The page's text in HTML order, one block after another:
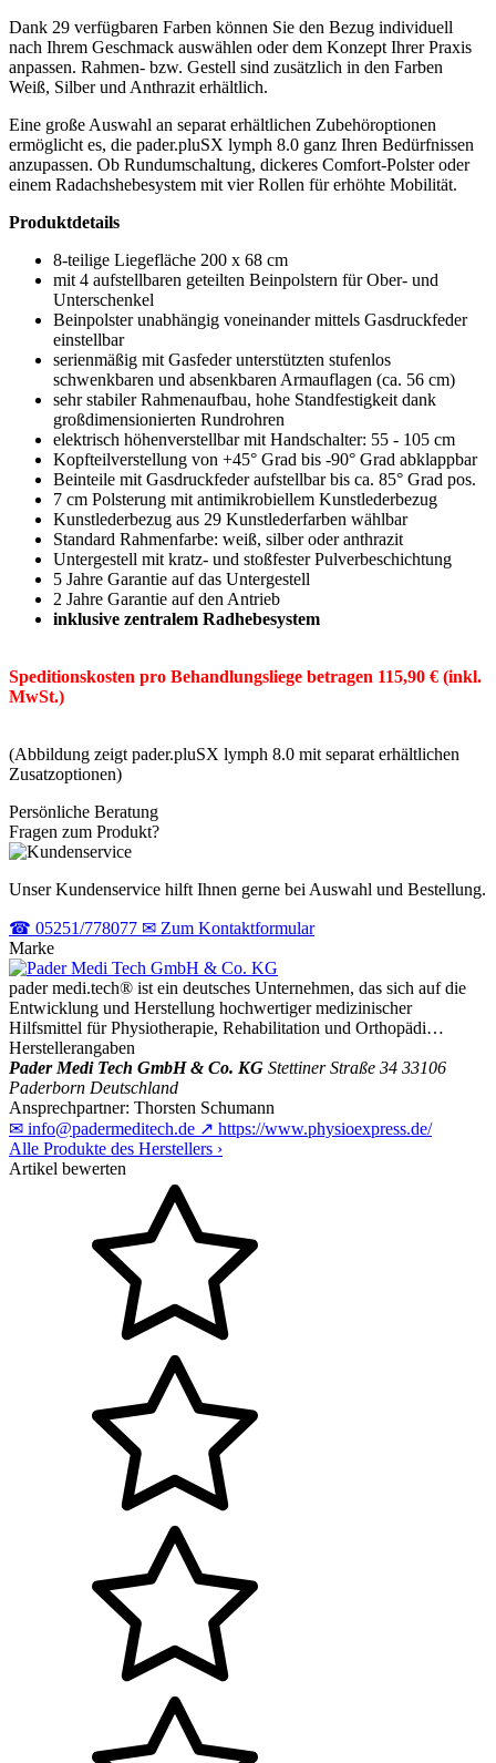
Dank 29 verfügbaren Farben können Sie den Bezug individuell
nach Ihrem Geschmack auswählen oder dem Konzept Ihrer Praxis
anpassen. Rahmen- bzw. Gestell sind zusätzlich in den Farben
Weiß, Silber und Anthrazit erhältlich.
Eine große Auswahl an separat erhältlichen Zubehöroptionen
ermöglicht es, die pader.pluSX lymph 8.0 ganz Ihren Bedürfnissen
anzupassen. Ob Rundumschaltung, dickeres Comfort-Polster oder
einem Radachshebesystem mit vier Rollen für erhöhte Mobilität.
Produktdetails
8-teilige Liegefläche 200 x 68 cm
mit 4 aufstellbaren geteilten Beinpolstern für Ober- und
Unterschenkel
Beinpolster unabhängig voneinander mittels Gasdruckfeder
einstellbar
serienmäßig mit Gasfeder unterstützten stufenlos
schwenkbaren und absenkbaren Armauflagen (ca. 56 cm)
sehr stabiler Rahmenaufbau, hohe Standfestigkeit dank
großdimensionierten Rundrohren
elektrisch höhenverstellbar mit Handschalter: 55 - 105 cm
Kopfteilverstellung von +45° Grad bis -90° Grad abklappbar
Beinteile mit Gasdruckfeder aufstellbar bis ca. 85° Grad pos.
7 cm Polsterung mit antimikrobiellem Kunstlederbezug
Kunstlederbezug aus 29 Kunstlederfarben wählbar
Standard Rahmenfarbe: weiß, silber oder anthrazit
Untergestell mit kratz- und stoßfester Pulverbeschichtung
5 Jahre Garantie auf das Untergestell
2 Jahre Garantie auf den Antrieb
inklusive zentralem Radhebesystem
Speditionskosten pro Behandlungsliege betragen 115,90 € (inkl.
MwSt.)
(Abbildung zeigt pader.pluSX lymph 8.0 mit separat erhältlichen
Zusatzoptionen)
Persönliche Beratung
Fragen zum Produkt?
Unser Kundenservice hilft Ihnen gerne bei Auswahl und Bestellung.
☎ 05251/778077 ✉ Zum Kontaktformular
Marke
pader medi.tech® ist ein deutsches Unternehmen, das sich auf die
Entwicklung und Herstellung hochwertiger medizinischer
Hilfsmittel für Physiotherapie, Rehabilitation und Orthopädi…
Herstellerangaben
Pader Medi Tech GmbH & Co. KG Stettiner Straße 34 33106
Paderborn Deutschland
Ansprechpartner: Thorsten Schumann
✉ info@padermeditech.de ↗ https://www.physioexpress.de/
Alle Produkte des Herstellers ›
Artikel bewerten